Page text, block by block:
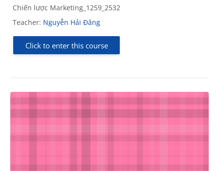
Chiến lược Marketing_1259_2532
Teacher: Nguyễn Hải Đăng
Click to enter this course